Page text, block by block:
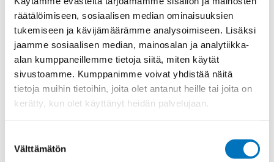
räätälöimiseen, sosiaalisen median ominaisuuksien
tukemiseen ja kävijämäärämme analysoimiseen. Lisäksi
jaamme sosiaalisen median, mainosalan ja analytiikka-
alan kumppaneillemme tietoja siitä, miten käytät
sivustoamme. Kumppanimme voivat yhdistää näitä
tietoja muihin tietoihin, joita olet antanut heille tai joita on
kerätty, kun olet käyttänyt heidän palvelujaan.
valinta
Välttämätön
Materiaali
Niklattu messinki
Kierre
PG
Ulkokierre Ag
Normen
Min [C]
-20
IP 54;IP 65 in case of additional flat